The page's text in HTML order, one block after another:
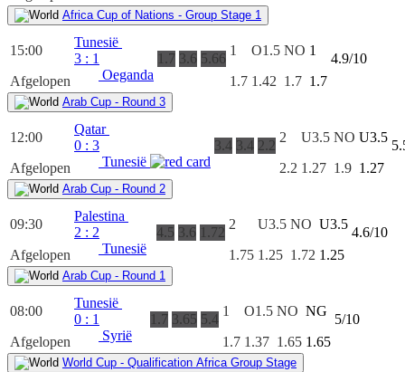
Africa Cup of Nations - Group Stage 1
15:00
Afgelopen
Tunesië
3 : 1
Oeganda
1.7 3.6 5.66
1
1.7
O1.5
1.42
NO
1.7
1
1.7
4.9/10
Arab Cup - Round 3
12:00
Afgelopen
Qatar
0 : 3
Tunesië
3.4 3.4 2.2
2
2.2
U3.5
1.27
NO
1.9
U3.5
1.27
Arab Cup - Round 2
09:30
Afgelopen
Palestina
2 : 2
Tunesië
4.5 3.6 1.72
2
1.75
U3.5
1.25
NO
1.72
U3.5
1.25
4.6/10
Arab Cup - Round 1
08:00
Afgelopen
Tunesië
0 : 1
Syrië
1.7 3.65 5.4
1
1.7
O1.5
1.37
NO
1.65
NG
1.65
5/10
World Cup - Qualification Africa Group Stage